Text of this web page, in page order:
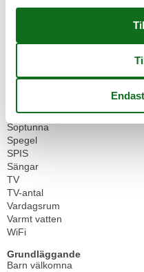
Heating
Matbord
Mörkningsalternativ för rummet
Soffa
Soptunna
Spegel
SPIS
Sängar
TV
TV-antal
Vardagsrum
Varmt vatten
WiFi
Grundläggande
Barn välkomna